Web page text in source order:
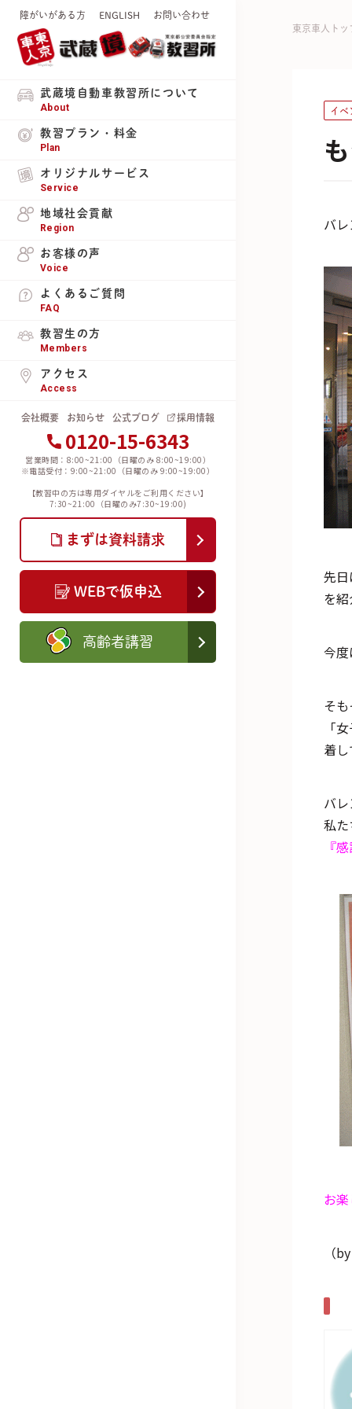
障がいがある方 ENGLISH お問い合わせ
武蔵境自動車教習所について
About
教習プラン・料金
Plan
オリジナルサービス
Service
地域社会貢献
Region
お客様の声
Voice
よくあるご質問
FAQ
教習生の方
Members
アクセス
Access
会社概要 お知らせ 公式ブログ 採用情報
0120-15-6343
営業時間：8:00~21:00（日曜のみ 8:00~19:00）
※電話受付：9:00~21:00（日曜のみ 9:00~19:00）
【教習中の方は専用ダイヤルをご利用ください】
7:30~21:00（日曜のみ7:30~19:00)
まずは資料請求
WEBで仮申込
高齢者講習
東京車人トッ
イベ
バ
先
を
今
そ
「
着
バ
私
『
お
（